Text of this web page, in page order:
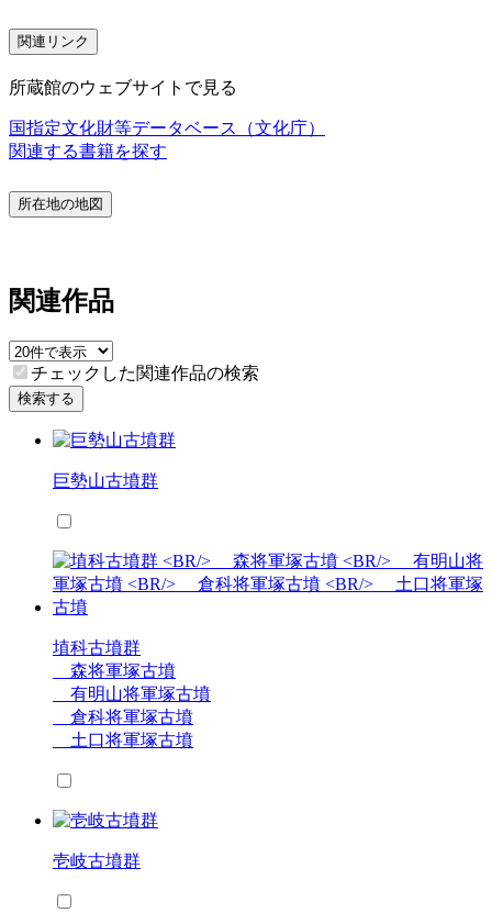
関連リンク
所蔵館のウェブサイトで見る
国指定文化財等データベース（文化庁）
関連する書籍を探す
所在地の地図
関連作品
チェックした関連作品の検索
検索する
巨勢山古墳群
埴科古墳群
森将軍塚古墳
有明山将軍塚古墳
倉科将軍塚古墳
土口将軍塚古墳
壱岐古墳群